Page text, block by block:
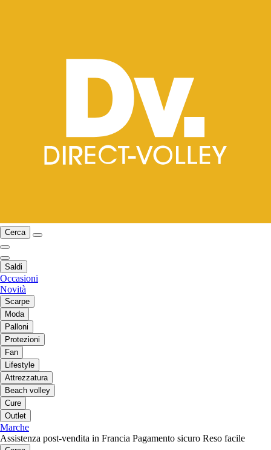
Cerca
Saldi
Occasioni
Novità
Scarpe
Moda
Palloni
Protezioni
Fan
Lifestyle
Attrezzatura
Beach volley
Cure
Outlet
Marche
Assistenza post-vendita in Francia Pagamento sicuro Reso facile